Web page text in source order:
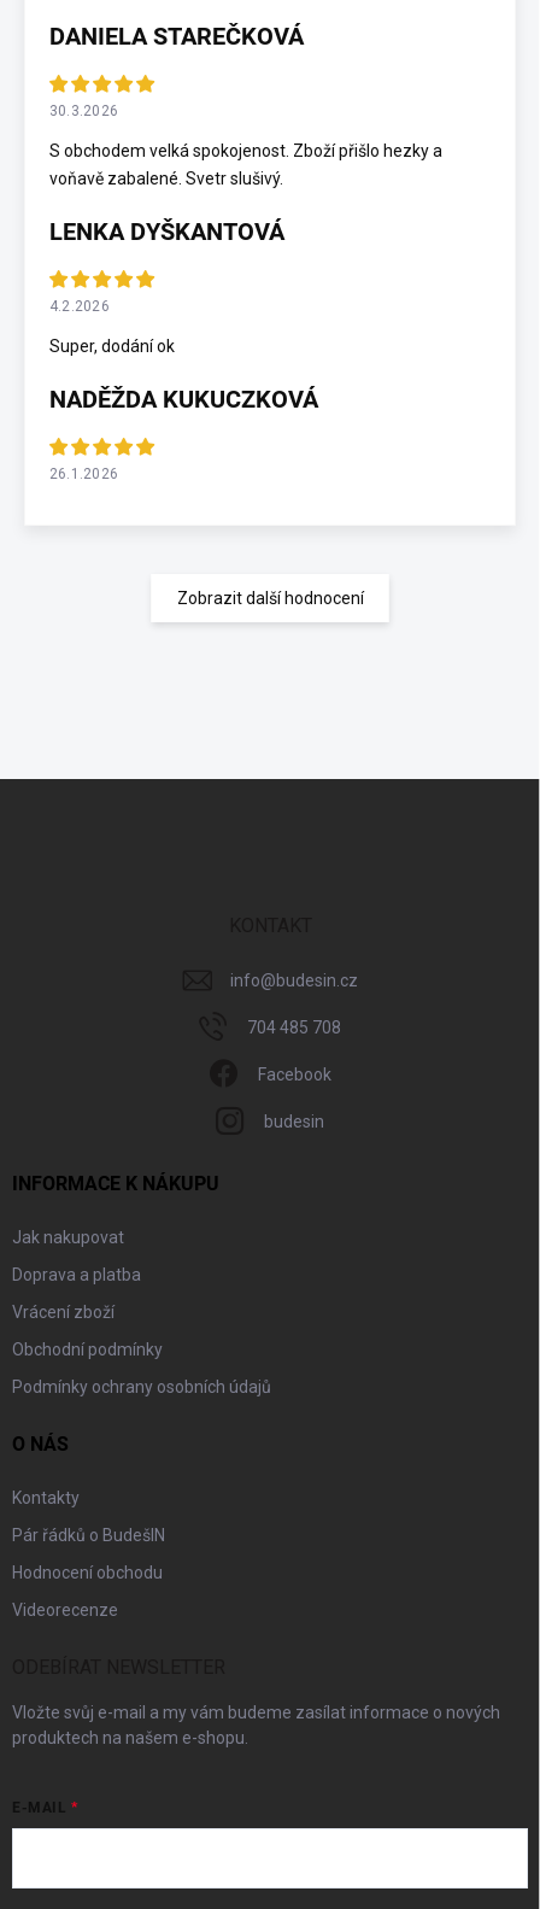
DANIELA STAREČKOVÁ
30.3.2026
S obchodem velká spokojenost. Zboží přišlo hezky a
voňavě zabalené. Svetr slušivý.
LENKA DYŠKANTOVÁ
4.2.2026
Super, dodání ok
NADĚŽDA KUKUCZKOVÁ
26.1.2026
Zobrazit další hodnocení
info@budesin.cz
704 485 708
Facebook
budesin
INFORMACE K NÁKUPU
Jak nakupovat
Doprava a platba
Vrácení zboží
Obchodní podmínky
Podmínky ochrany osobních údajů
O NÁS
Kontakty
Pár řádků o BudešIN
Hodnocení obchodu
Videorecenze
Vložte svůj e-mail a my vám budeme zasílat informace o nových
produktech na našem e-shopu.
E-MAIL